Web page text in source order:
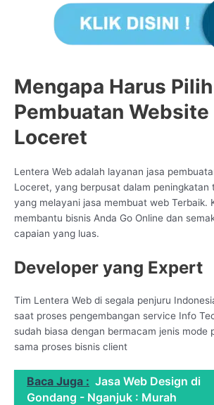
Mengapa Harus
Pembuatan Website
Loceret
Lentera Web adalah layanan jasa
Loceret, yang berpusat dalam peningkatan
yang melayani jasa membuat web Terbaik.
membantu bisnis Anda Go Online dan
capaian yang luas.
Developer yang Expert
Tim Lentera Web di segala penjuru
saat proses pengembangan service Info
sudah biasa dengan bermacam jenis mode
sama proses bisnis client
Baca Juga : Jasa Web Design di
Gondang - Nganjuk : Murah